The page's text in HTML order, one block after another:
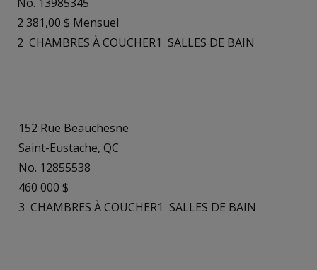
2 381,00 $ Mensuel
2 CHAMBRES À COUCHER1 SALLES DE BAIN
152 Rue Beauchesne
Saint-Eustache, QC
No. 12855538
460 000 $
3 CHAMBRES À COUCHER1 SALLES DE BAIN